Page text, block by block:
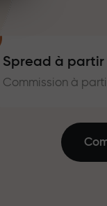
Spread à
Commission à